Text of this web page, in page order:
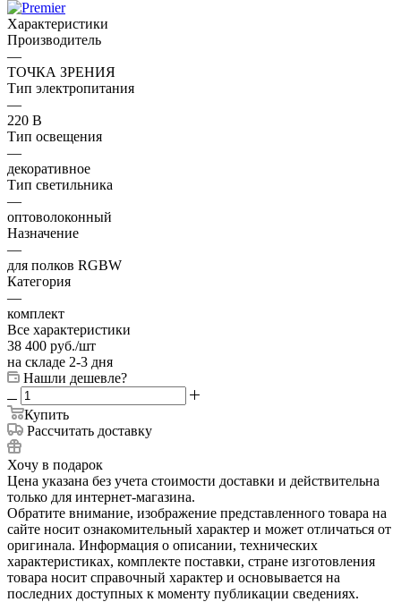
Характеристики
Производитель
—
ТОЧКА ЗРЕНИЯ
Тип электропитания
—
220 В
Тип освещения
—
декоративное
Тип светильника
—
оптоволоконный
Назначение
—
для полков RGBW
Категория
—
комплект
Все характеристики
38 400 руб./шт
на складе 2-3 дня
Нашли дешевле?
Купить
Рассчитать доставку
Хочу в подарок
Цена указана без учета стоимости доставки и действительна
только для интернет-магазина.
Обратите внимание, изображение представленного товара на
сайте носит ознакомительный характер и может отличаться от
оригинала. Информация о описании, технических
характеристиках, комплекте поставки, стране изготовления
товара носит справочный характер и основывается на
последних доступных к моменту публикации сведениях.